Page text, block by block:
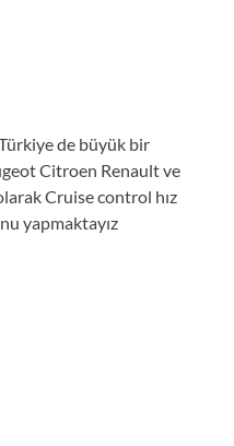
de büyük bir
Citroen Renault ve
Cruise control hız
yapmaktayız